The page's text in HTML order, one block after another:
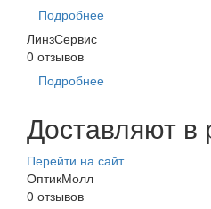
Подробнее
ЛинзСервис
0 отзывов
Подробнее
Доставляют в
Перейти на сайт
ОптикМолл
0 отзывов